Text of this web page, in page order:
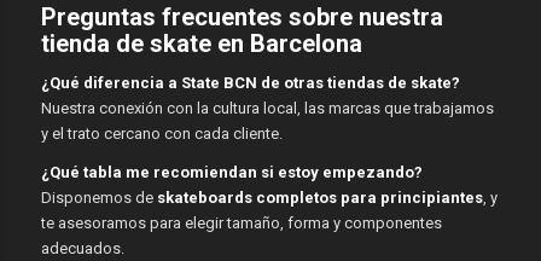
Preguntas frecuentes sobre nuestra
tienda de skate en Barcelona
¿Qué diferencia a State BCN de otras tiendas de skate?
Nuestra conexión con la cultura local, las marcas que trabajamos
y el trato cercano con cada cliente.
¿Qué tabla me recomiendan si estoy empezando?
Disponemos de skateboards completos para principiantes, y
te asesoramos para elegir tamaño, forma y componentes
adecuados.